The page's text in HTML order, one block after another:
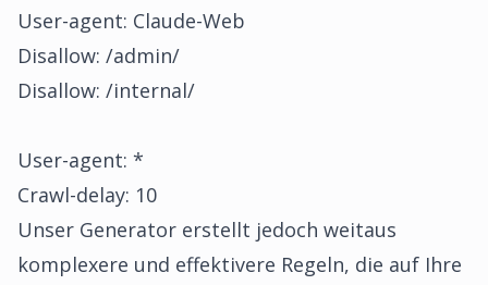
User-agent: Claude-Web
Disallow: /admin/
Disallow: /internal/
User-agent: *
Crawl-delay: 10
Unser Generator erstellt jedoch weitaus
komplexere und effektivere Regeln, die auf Ihre